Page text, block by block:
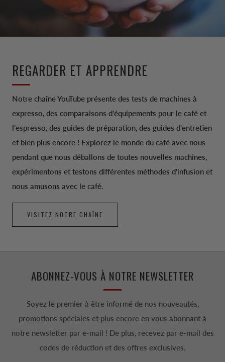
REGARDER ET APPRENDRE
Notre chaîne YouTube présente des tests de machines à
expresso, des comparaisons d'équipements pour le café et
l'espresso, des guides de préparation, des guides d'entretien
et bien plus encore ! Explorez le monde du café avec nous
pendant que nous déballons de toutes nouvelles machines,
expérimentons et testons différentes méthodes d'infusion et
nous amusons avec le café.
VISITEZ NOTRE CHAÎNE
ABONNEZ-VOUS À NOTRE NEWSLETTER
Soyez le premier à être informé de nos nouveautés,
promotions spéciales et plus encore en vous abonnant à
notre newsletter par e-mail ! De plus, recevez par e-mail des
codes de réduction et des offres exclusives.